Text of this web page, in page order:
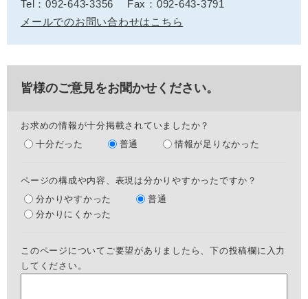
Tel：092-643-3356
Fax：092-643-3791
メールでのお問い合わせはこちら
皆様のご意見をお聞かせください。
お求めの情報が十分掲載されていましたか？
十分だった
普通 情報が足りなかった
ページの構成や内容、表現は分かりやすかったですか？
分かりやすかった
普通
分かりにくかった
このページについてご要望がありましたら、下の投稿欄に入力
してください。